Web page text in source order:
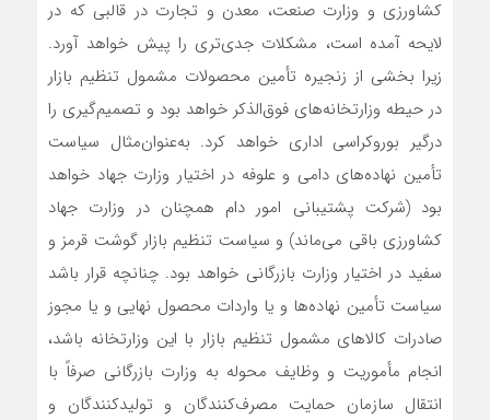
کشاورزی و وزارت صنعت، معدن و تجارت در قالبی که در
لایحه آمده است، مشکلات جدی‌تری را پیش خواهد آورد.
زیرا بخشی از زنجیره تأمین محصولات مشمول تنظیم بازار
در حیطه وزارتخانه‌های فوق‌الذکر خواهد بود و تصمیم‌گیری را
درگیر بوروکراسی اداری خواهد کرد. به‌عنوان‌مثال سیاست
تأمین نهاده‌های دامی و علوفه در اختیار وزارت جهاد خواهد
بود (شرکت پشتیبانی امور دام همچنان در وزارت جهاد
کشاورزی باقی می‌ماند) و سیاست تنظیم بازار گوشت قرمز و
سفید در اختیار وزارت بازرگانی خواهد بود. چنانچه قرار باشد
سیاست تأمین نهاده‌ها و یا واردات محصول نهایی و یا مجوز
صادرات کالاهای مشمول تنظیم بازار با این وزارتخانه باشد،
انجام مأموریت و وظایف محوله به وزارت بازرگانی صرفاً با
انتقال سازمان حمایت مصرف‌کنندگان و تولیدکنندگان و